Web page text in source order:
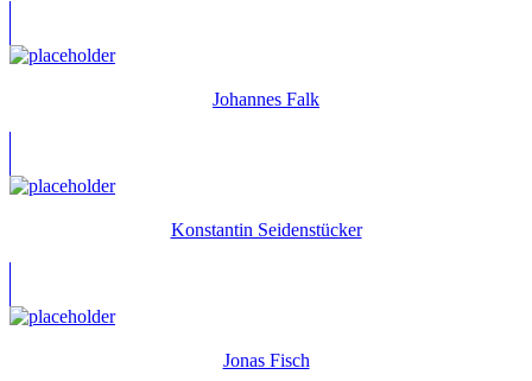
Johannes Falk
Konstantin Seidenstücker
Jonas Fisch